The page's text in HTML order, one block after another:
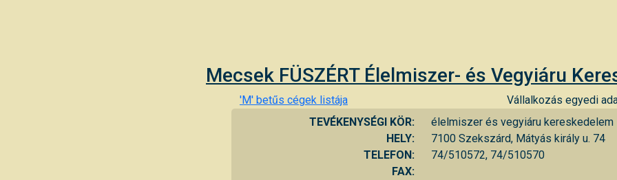
Mecsek FÜSZÉRT Élelmiszer- és Vegyiáru
'M' betűs cégek listája
Vállalkozás egyedi
TEVÉKENYSÉGI KÖR:
élelmiszer és vegyiáru kereskedelem
HELY:
7100 Szekszárd, Mátyás király u. 74
TELEFON:
74/510572, 74/510570
FAX: